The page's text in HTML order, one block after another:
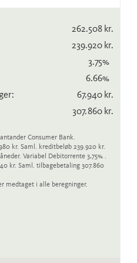
262.508 kr.
239.920 kr.
3.75%
6.66%
67.940 kr.
307.860 kr.
Consumer Bank.
kr. Saml. kreditbeløb 239.920 kr.
Variabel Debitorrente 3,75% .
kr. Saml. tilbagebetaling 307.860
medtaget i alle beregninger.